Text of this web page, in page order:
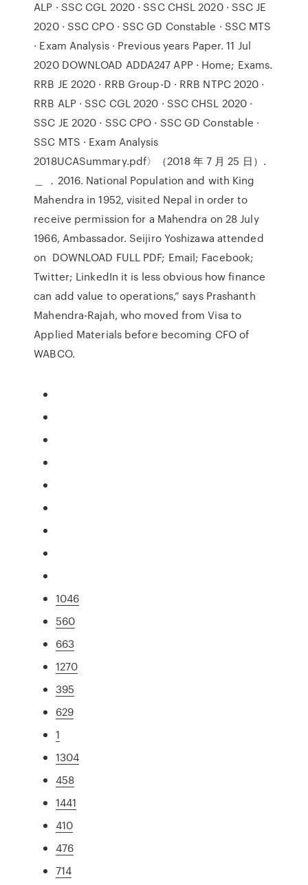
ALP · SSC CGL 2020 · SSC CHSL 2020 · SSC JE
2020 · SSC CPO · SSC GD Constable · SSC MTS
· Exam Analysis · Previous years Paper. 11 Jul
2020 DOWNLOAD ADDA247 APP · Home; Exams.
RRB JE 2020 · RRB Group-D · RRB NTPC 2020 ·
RRB ALP · SSC CGL 2020 · SSC CHSL 2020 ·
SSC JE 2020 · SSC CPO · SSC GD Constable ·
SSC MTS · Exam Analysis
2018UCASummary.pdf〉（2018 年 7 月 25 日）.
＿ ．2016. National Population and with King
Mahendra in 1952, visited Nepal in order to
receive permission for a Mahendra on 28 July
1966, Ambassador. Seijiro Yoshizawa attended
on DOWNLOAD FULL PDF; Email; Facebook;
Twitter; LinkedIn it is less obvious how finance
can add value to operations,” says Prashanth
Mahendra-Rajah, who moved from Visa to
Applied Materials before becoming CFO of
WABCO.
1046
560
663
1270
395
629
1
1304
458
1441
410
476
714